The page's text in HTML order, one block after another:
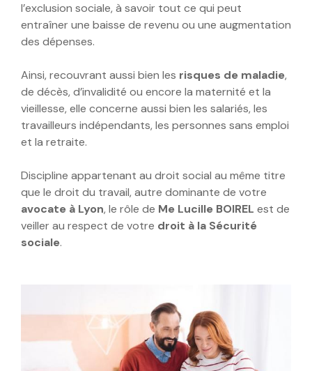
l’exclusion sociale, à savoir tout ce qui peut
entraîner une baisse de revenu ou une augmentation
des dépenses.
Ainsi, recouvrant aussi bien les risques de maladie,
de décès, d’invalidité ou encore la maternité et la
vieillesse, elle concerne aussi bien les salariés, les
travailleurs indépendants, les personnes sans emploi
et la retraite.
Discipline appartenant au droit social au même titre
que le droit du travail, autre dominante de votre
avocate à Lyon, le rôle de Me Lucille BOIREL est de
veiller au respect de votre droit à la Sécurité
sociale.